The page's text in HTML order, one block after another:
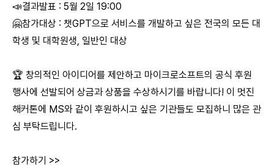
📣결과발표 : 5월 2일 19:00
🤗참가대상 : 챗GPT으로 서비스를 개발하고 싶은 전국의 모든 대
학생 및 대학원생, 일반인 대상
🏆 창의적인 아이디어를 제안하고 마이크로소프트의 공식 후원
행사에 선발되어 상금과 상품을 수상하시기를 바랍니다! 이 멋진
해커톤에 MS와 같이 후원하시고 싶은 기관들도 모집하니 많은 관
심 부탁드립니다.
참가하기 >>